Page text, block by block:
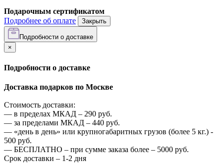
Подарочным сертификатом
Подробнее об оплате
Закрыть
Подробности о доставке
×
Подробности о доставке
Доставка подарков по Москве
Стоимость доставки:
— в пределах МКАД – 290 руб.
— за пределами МКАД – 440 руб.
— «день в день» или крупногабаритных грузов (более 5 кг.) -
500 руб.
— БЕСПЛАТНО – при сумме заказа более – 5000 руб.
Срок доставки – 1-2 дня